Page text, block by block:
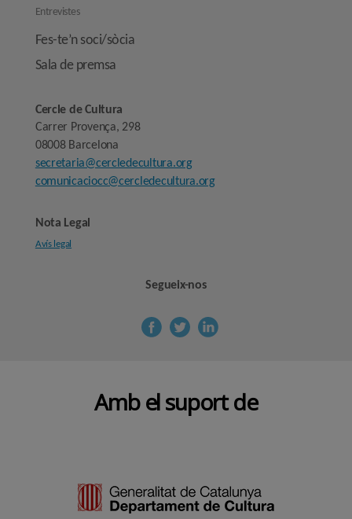
Entrevistes
Fes-te’n soci/sòcia
Sala de premsa
Cercle de Cultura
Carrer Provença, 298
08008 Barcelona
secretaria@cercledecultura.org
comunicaciocc@cercledecultura.org
Nota Legal
Avís legal
Segueix-nos
Amb el suport de